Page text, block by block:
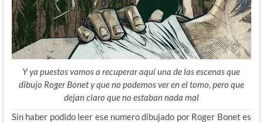
Y ya puestos vamos a recuperar aquí una de las escenas que
dibujo Roger Bonet y que no podemos ver en el tomo, pero que
dejan claro que no estaban nada mal
Sin haber podido leer ese numero dibujado por Roger Bonet es